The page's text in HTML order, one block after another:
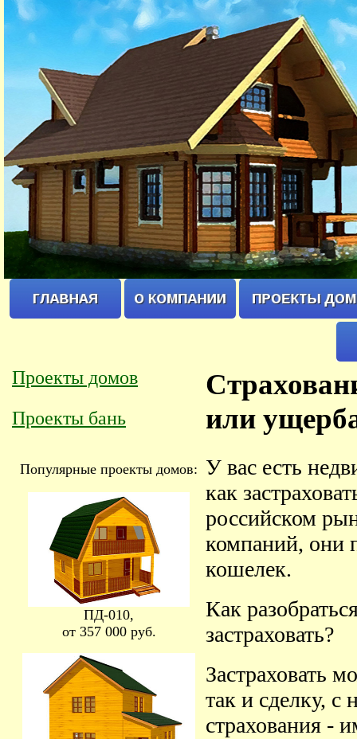
Проекты домов
Проекты бань
Популярные проекты домов:
ПД-010,
от 357 000 руб.
или
У вас есть
как
российском
компаний, они
кошелек.
Как
застраховать?
Застраховать
так и сделку, с
страхования -